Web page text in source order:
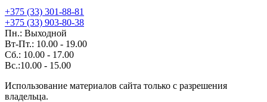
+375 (33) 301-88-81
+375 (33) 903-80-38
Пн.: Выходной
Вт-Пт.: 10.00 - 19.00
Сб.: 10.00 - 17.00
Вс.:10.00 - 15.00
Использование материалов сайта только с разрешения
владельца.